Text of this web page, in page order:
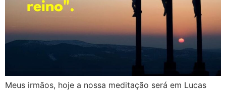
Meus irmãos, hoje a nossa meditação será em ‭‭Lucas‬